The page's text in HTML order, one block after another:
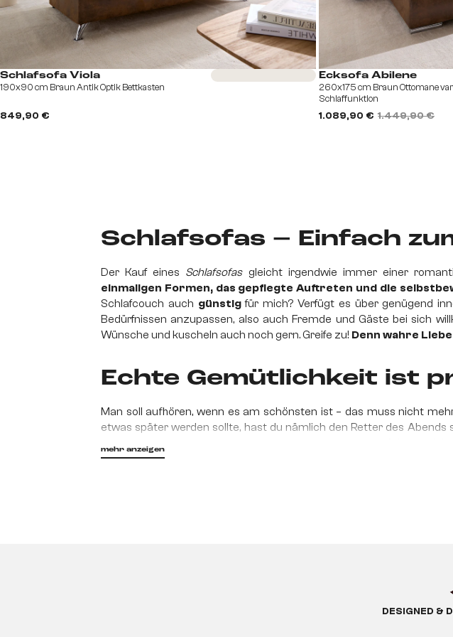
Schlafsofa Viola
190x90 cm Braun Antik Optik Bettkasten
849,90 €
Sofort versandfertig Ecksofa Abilene
260x175 cm Braun Ottomane
Schlaffunktion
1.089,90 € 1.449,90 €
Schlafsofas – Einfach
Der Kauf eines Schlafsofasgleicht irgendwie immer einer
einmaligen Formen, das gepflegte Auftreten und die
Schlafcouch auch günstigfür mich? Verfügt es über genügend
Bedürfnissen anzupassen, also auch Fremde und Gäste bei sich
Wünsche und kuscheln auch noch gern. Greife zu! Denn wahre
Echte Gemütlichkeit ist
Man soll aufhören, wenn es am schönsten ist – das muss nicht
etwas später werden sollte, hast du nämlich den Retter des Abends
Wenn du ein
mehr anzeigen
DESIGNED &